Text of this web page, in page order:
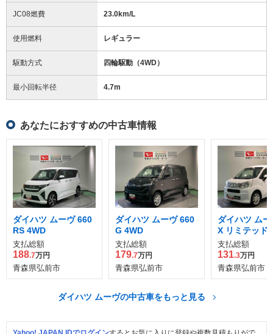
JC08燃費 23.0km/L
使用燃料 レギュラー
駆動方式 四輪駆動（4WD）
最小回転半径 4.7m
あなたにおすすめの中古車情報
ダイハツ ムーヴ 660
RS 4WD
支払総額
188.7万円
青森県弘前市
ダイハツ ムーヴ 660
G 4WD
支払総額
179.7万円
青森県弘前市
ダイハツ ム
X リミテッド
4WD
支払総額
131.3万円
青森県弘前市
ダイハツ ムーヴの中古車をもっと見る